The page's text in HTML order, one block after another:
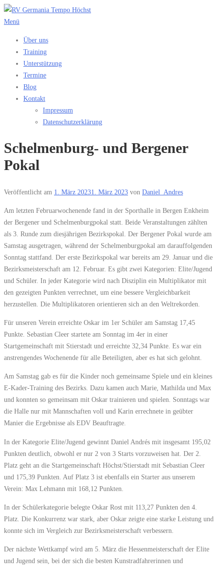
Zum
Inhalt
Menü
Über uns
Training
Unterstützung
Termine
Blog
Kontakt
Impressum
Datenschutzerklärung
Schelmenburg- und Bergener
Pokal
Veröffentlicht am 1. März 20231. März 2023 von Daniel_Andres
Am letzten Februarwochenende fand in der Sporthalle in Bergen Enkheim
der Bergener und Schelmenburgpokal statt. Beide Veranstaltungen zählten
als 3. Runde zum diesjährigen Bezirkspokal. Der Bergener Pokal wurde am
Samstag ausgetragen, während der Schelmenburgpokal am darauffolgenden
Sonntag stattfand. Der erste Bezirkspokal war bereits am 29. Januar und die
Bezirksmeisterschaft am 12. Februar. Es gibt zwei Kategorien: Elite/Jugend
und Schüler. In jeder Kategorie wird nach Disziplin ein Multiplikator mit
den gezeigten Punkten verrechnet, um eine bessere Vergleichbarkeit
herzustellen. Die Multiplikatoren orientieren sich an den Weltrekorden.
Für unseren Verein erreichte Oskar im 1er Schüler am Samstag 17,45
Punkte. Sebastian Cleer startete am Sonntag im 4er in einer
Startgemeinschaft mit Stierstadt und erreichte 32,34 Punkte. Es war ein
anstrengendes Wochenende für alle Beteiligten, aber es hat sich gelohnt.
Am Samstag gab es für die Kinder noch gemeinsame Spiele und ein kleines
E-Kader-Training des Bezirks. Dazu kamen auch Marie, Mathilda und Max
und konnten so gemeinsam mit Oskar trainieren und spielen. Sonntags war
die Halle nur mit Mannschaften voll und Karin errechnete in geübter
Manier die Ergebnisse als EDV Beauftragte.
In der Kategorie Elite/Jugend gewinnt Daniel Andrés mit insgesamt 195,02
Punkten deutlich, obwohl er nur 2 von 3 Starts vorzuweisen hat. Der 2.
Platz geht an die Startgemeinschaft Höchst/Stierstadt mit Sebastian Cleer
und 175,39 Punkten. Auf Platz 3 ist ebenfalls ein Starter aus unserem
Verein: Max Lehmann mit 168,12 Punkten.
In der Schülerkategorie belegte Oskar Rost mit 113,27 Punkten den 4.
Platz. Die Konkurrenz war stark, aber Oskar zeigte eine starke Leistung und
konnte sich im Vergleich zur Bezirksmeisterschaft verbessern.
Der nächste Wettkampf wird am 5. März die Hessenmeisterschaft der Elite
und Jugend sein, bei der sich die besten Kunstradfahrerinnen und